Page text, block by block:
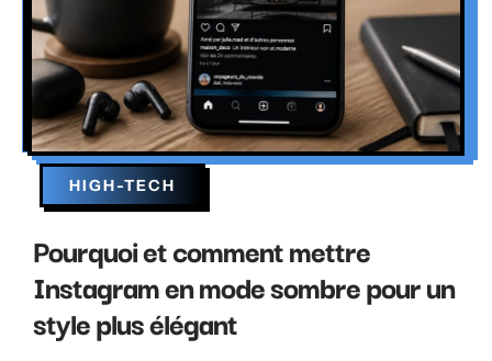
HIGH-TECH
Pourquoi et comment mettre
Instagram en mode sombre pour un
style plus élégant